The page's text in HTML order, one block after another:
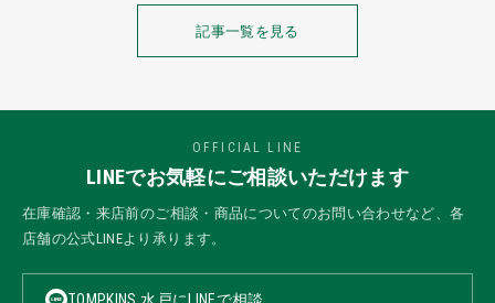
記事一覧を見る
OFFICIAL LINE
LINEでお気軽にご相談いただけます
在庫確認・来店前のご相談・商品についてのお問い合わせなど、各
店舗の公式LINEより承ります。